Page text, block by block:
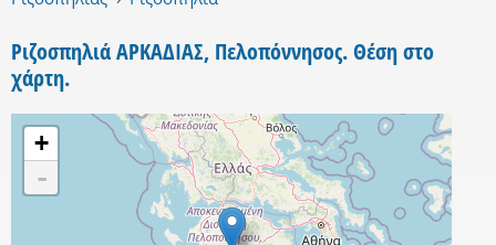
Ριζοσπηλιά ΑΡΚΑΔΙΑΣ, Πελοπόννησος. Θέση στο
χάρτη.
+
-